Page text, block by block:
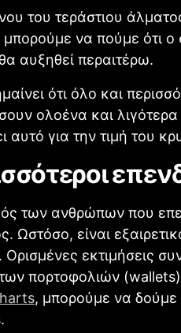
του τεράστιου
να πούμε ότι ο
αυξηθεί περαιτέρω.
ότι όλο και
ολοένα και
αυτό για την τιμή του
των ανθρώπων που
Ωστόσο, είναι
Ορισμένες εκτιμήσεις
πορτοφολιών
, μπορούμε να